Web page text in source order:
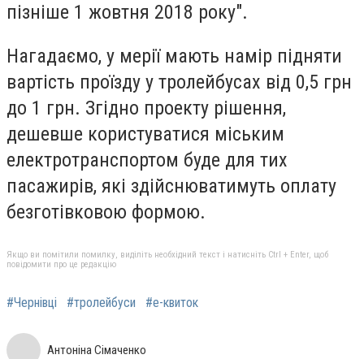
пізніше 1 жовтня 2018 року".
Нагадаємо, у мерії мають намір підняти
вартість проїзду у тролейбусах від 0,5 грн
до 1 грн. Згідно проекту рішення,
дешевше користуватися міським
електротранспортом буде для тих
пасажирів, які здійснюватимуть оплату
безготівковою формою.
Якщо ви помітили помилку, виділіть необхідний текст і натисніть Ctrl + Enter, щоб
повідомити про це редакцію
#Чернівці #тролейбуси #е-квиток
Антоніна Сімаченко